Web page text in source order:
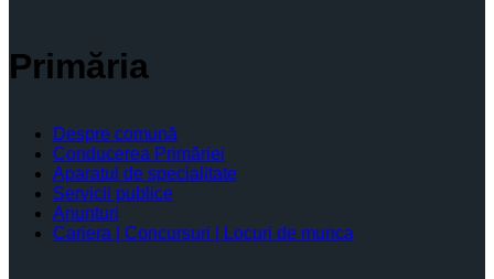
Primăria
Despre comună
Conducerea Primăriei
Aparatul de specialitate
Servicii publice
Anunturi
Cariera | Concursuri | Locuri de munca